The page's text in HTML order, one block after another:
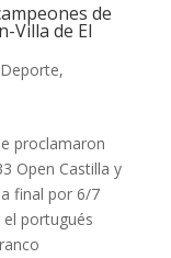
de
Villa de El
Deporte,
proclamaron
Open Castilla y
final por 6/7
portugués